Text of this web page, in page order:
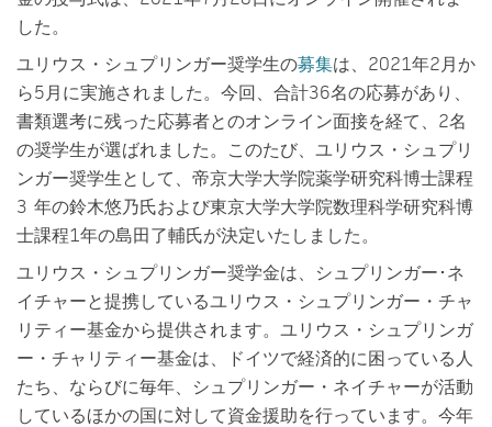
した。
ユリウス・シュプリンガー奨学生の募集は、2021年2月か
ら5月に実施されました。今回、合計36名の応募があり、
書類選考に残った応募者とのオンライン面接を経て、2名
の奨学生が選ばれました。このたび、ユリウス・シュプリ
ンガー奨学生として、帝京大学大学院薬学研究科博士課程
3 年の鈴木悠乃氏および東京大学大学院数理科学研究科博
士課程1年の島田了輔氏が決定いたしました。
ユリウス・シュプリンガー奨学⾦は、シュプリンガー･ネ
イチャーと提携しているユリウス・シュプリンガー・チャ
リティー基金から提供されます。ユリウス・シュプリンガ
ー・チャリティー基金は、ドイツで経済的に困っている人
たち、ならびに毎年、シュプリンガー・ネイチャーが活動
しているほかの国に対して資金援助を行っています。今年